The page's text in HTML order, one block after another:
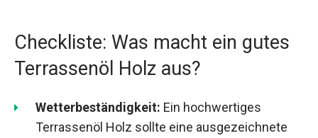
Checkliste: Was macht ein gutes
Terrassenöl Holz aus?
Wetterbeständigkeit: Ein hochwertiges
Terrassenöl Holz sollte eine ausgezeichnete